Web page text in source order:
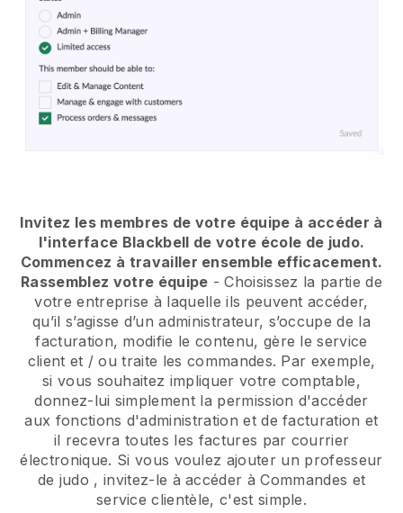
Invitez les membres de votre équipe à accéder à
l'interface Blackbell de votre école de judo.
Commencez à travailler ensemble efficacement.
Rassemblez votre équipe - Choisissez la partie de
votre entreprise à laquelle ils peuvent accéder,
qu’il s’agisse d’un administrateur, s’occupe de la
facturation, modifie le contenu, gère le service
client et / ou traite les commandes. Par exemple,
si vous souhaitez impliquer votre comptable,
donnez-lui simplement la permission d'accéder
aux fonctions d'administration et de facturation et
il recevra toutes les factures par courrier
électronique. Si vous voulez ajouter un professeur
de judo , invitez-le à accéder à Commandes et
service clientèle, c'est simple.